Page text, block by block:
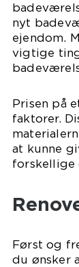
nyt
ejendom.
vigtige
Prisen på
faktorer.
at kunne
forskellige
Først og
du ønsker